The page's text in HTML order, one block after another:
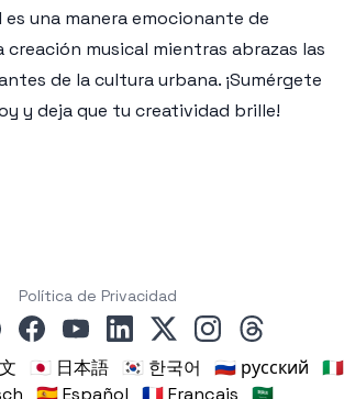
una manera emocionante de
creación musical mientras abrazas las
de la cultura urbana. ¡Sumérgete
y deja que tu creatividad brille!
Política de Privacidad
facebookyoutubelinkedin
x instagramthreads
🇯🇵 日本語 🇰🇷 한국어 🇷🇺 русский
🇮🇹
🇪🇸 Español 🇫🇷 Français 🇸🇦